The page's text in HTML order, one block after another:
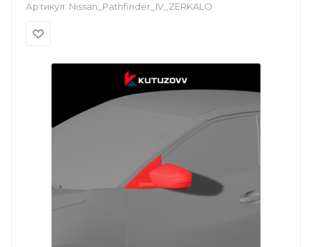
Артикул: Nissan_Pathfinder_IV_ZERKALO